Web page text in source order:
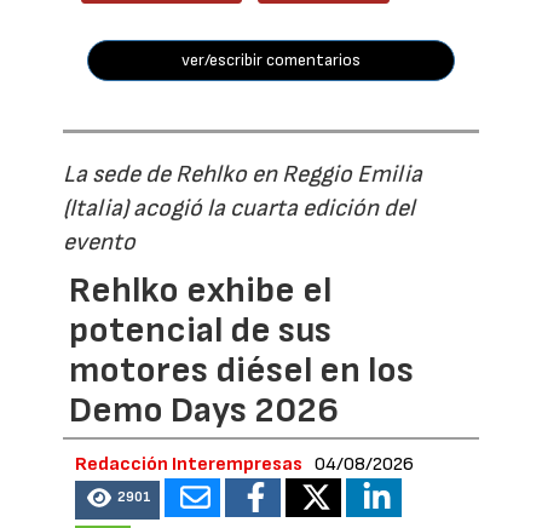
ver/escribir comentarios
La sede de Rehlko en Reggio Emilia
(Italia) acogió la cuarta edición del
evento
Rehlko exhibe el
potencial de sus
motores diésel en los
Demo Days 2026
Redacción Interempresas 04/08/2026
2901